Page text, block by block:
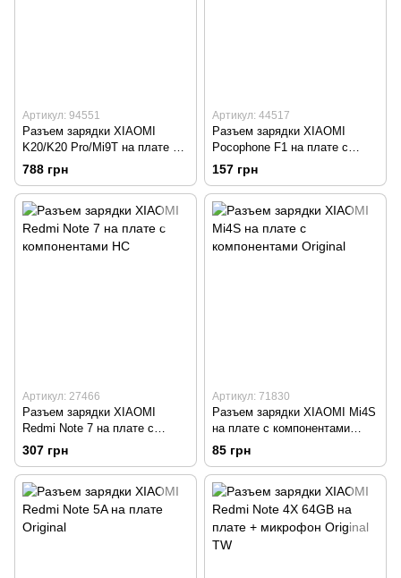
Артикул: 94551
Разъем зарядки XIAOMI
K20/K20 Pro/Mi9T на плате с
компонентами Original
788 грн
Артикул: 44517
Разъем зарядки XIAOMI
Pocophone F1 на плате с
компонентами Original
157 грн
Артикул: 27466
Разъем зарядки XIAOMI
Redmi Note 7 на плате с
компонентами HC
307 грн
Артикул: 71830
Разъем зарядки XIAOMI Mi4S
на плате с компонентами
Original
85 грн